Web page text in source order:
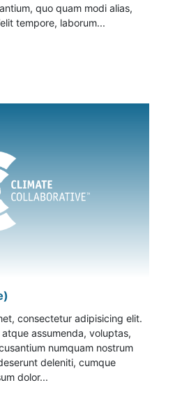
quo quam modi alias,
tempore, laborum...
consectetur adipisicing elit.
assumenda, voluptas,
numquam nostrum
deleniti, cumque
dolor...